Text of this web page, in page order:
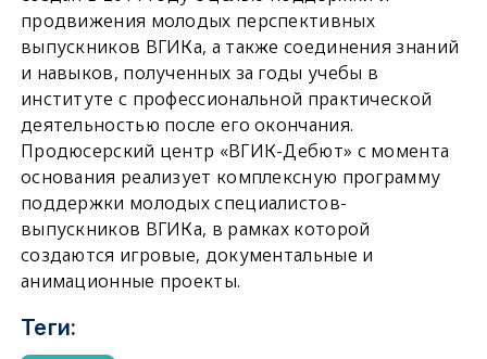
продвижения молодых перспективных
выпускников ВГИКа, а также соединения знаний
и навыков, полученных за годы учебы в
институте с профессиональной практической
деятельностью после его окончания.
Продюсерский центр «ВГИК-Дебют» с момента
основания реализует комплексную программу
поддержки молодых специалистов-
выпускников ВГИКа, в рамках которой
создаются игровые, документальные и
анимационные проекты.
Теги: